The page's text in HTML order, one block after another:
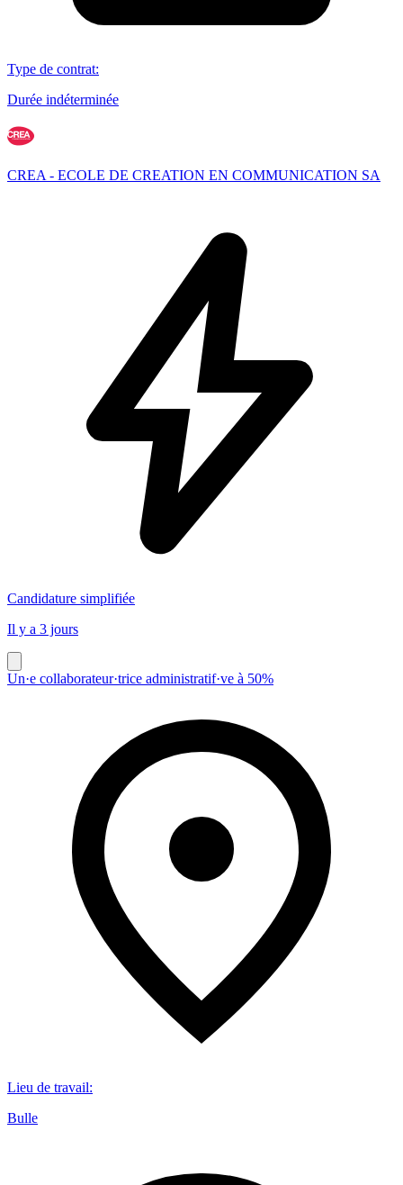
Type de contrat:
Durée indéterminée
CREA - ECOLE DE CREATION EN COMMUNICATION SA
Candidature simplifiée
Il y a 3 jours
Un·e collaborateur·trice administratif·ve à 50%
Lieu de travail:
Bulle